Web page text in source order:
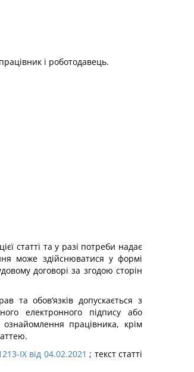
і роботодавець.
статті та у разі потреби надає
може здійснюватися у формі
договорі за згодою сторін
та обов’язків допускається з
електронного підпису або
працівника, крім
IX від 04.02.2021 ; текст статті